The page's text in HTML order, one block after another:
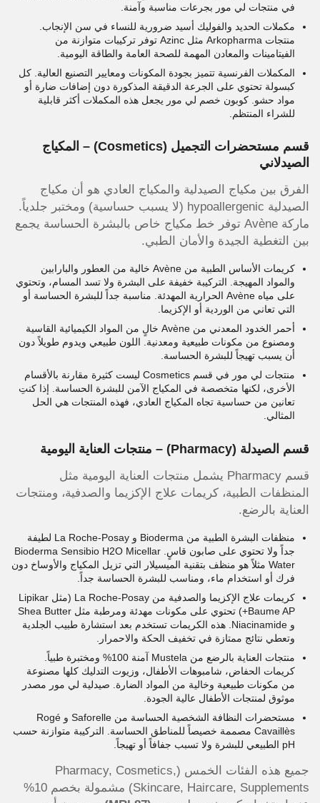
في منتجات لي مور بجرعات مناسبة وآمنة.
مكملات الحديد والفوليك أسيد ضرورية للنساء في سن الإنجاب.
منتجات Arkopharma مثل Azinc توفر تركيبات متوازنة من
الفيتامينات والمعادن المهمة للصحة العامة والطاقة اليومية.
المكملات الفرنسية تتميز بجودة المكونات ومعايير التصنيع العالية. كل
كبسولة تحتوي على الجرعة الدقيقة المذكورة دون إضافات ضارة أو
مواد حشو. كوبون خصم لي مور يجعل هذه المكملات أكثر قابلية
للشراء المنتظم.
قسم مستحضرات التجميل (Cosmetics) – المكياج
الصيدلاني
الفرق بين مكياج الصيدلية والمكياج العادي هو أن مكياج
الصيدلية hypoallergenic (لا يسبب حساسية) ومختبر جلدياً.
ماركة Avène توفر خط مكياج خاص بالبشرة الحساسة يجمع
بين التغطية الجيدة والأمان الطبي.
كريمات الأساس الطبية من Avène خالية من العطور والبارابين
والمواد المهيجة. التركيبة خفيفة على البشرة ولا تسد المسام، وتحتوي
على مياه Avène الحرارية المهدئة. مناسبة جداً للبشرة الحساسة أو
التي تعاني من الوردية أو الإكزيما.
أحمر الخدود المعدني من Avène خالٍ من المواد الكيميائية القاسية
ومصنوع من مكونات طبيعية ومعدنية. اللون طبيعي ويدوم طويلاً دون
أن يسبب تهيجاً للبشرة الحساسة.
منتجات لي مور في قسم Cosmetics ليست كثيرة مقارنة بالأقسام
الأخرى، لكنها متخصصة في المكياج الآمن للبشرة الحساسة. إذا كنتِ
تعانين من حساسية تجاه المكياج العادي، فهذه المنتجات هي الحل
المثالي.
قسم الصيدلة (Pharmacy) – منتجات العناية اليومية
قسم Pharmacy يشمل منتجات العناية اليومية مثل
المنظفات الطبية، كريمات علاج الإكزيما والصدفية، ومنتجات
العناية بالرضع.
منظفات البشرة الطبية من Bioderma و La Roche-Posay لطيفة
جداً ولا تحتوي على صابون قاسٍ. Bioderma Sensibio H2O Micellar
Water مثلاً هو منظف بتقنية الميسيلار التي تزيل المكياج والأوساخ دون
فرك أو استخدام ماء، ومناسب للبشرة الحساسة جداً.
كريمات علاج الإكزيما والصدفية من La Roche-Posay (مثل Lipikar
Baume AP+) تحتوي على مكونات مهدئة ومرطبة مثل Shea Butter
و Niacinamide. هذه الكريمات تستخدم بعد استشارة طبيب الجلدية
وتعطي نتائج ممتازة في تخفيف الحكة والاحمرار.
منتجات العناية بالرضع من Mustela آمنة 100% ومختبرة طبياً.
كريمات الحفاض، شامبوهات الأطفال، وزيوت التدليك كلها مصنوعة
من مكونات طبيعية وخالية من المواد الضارة. صيدلية لي مور مصدر
موثوق لمنتجات الأطفال عالية الجودة.
مستحضرات النظافة الشخصية الحساسة من Saforelle و Rogé
Cavaillès مصممة خصيصاً للمناطق الحساسة. التركيبة متوازنة حسب
pH الطبيعي للبشرة ولا تسبب جفافاً أو تهيجاً.
جميع هذه الفئات الخمس (Pharmacy, Cosmetics,
Skincare, Haircare, Supplements) مشمولة بخصم 10%